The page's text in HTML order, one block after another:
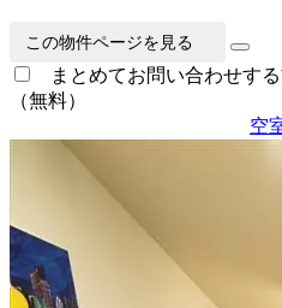
この物件ページを見る
まとめてお問い合わせす
（無料）
空